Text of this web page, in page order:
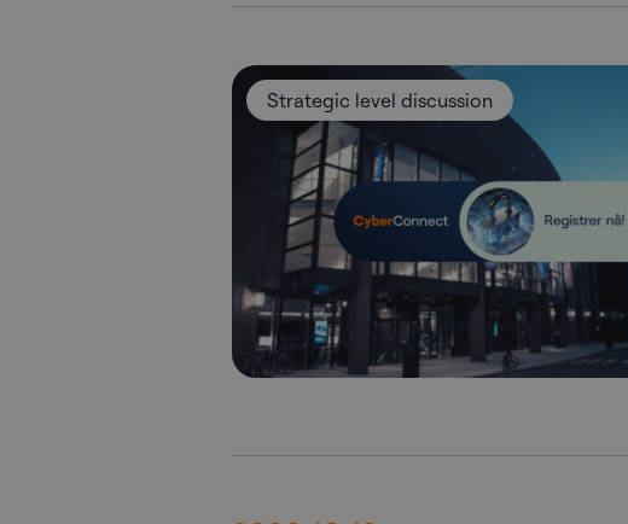
Strategic level discussion